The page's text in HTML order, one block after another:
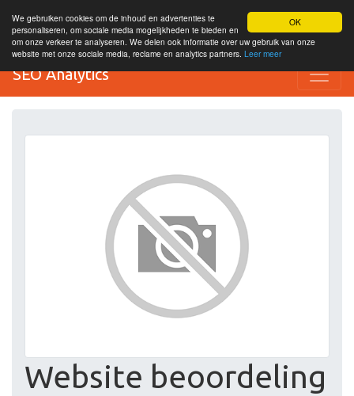
OK
We gebruiken cookies om de inhoud en advertenties te
personaliseren, om sociale media mogelijkheden te bieden en
om onze verkeer te analyseren. We delen ook informatie over uw gebruik van onze
website met onze sociale media, reclame en analytics partners. Leer meer
SEO Analytics
Website beoordeling